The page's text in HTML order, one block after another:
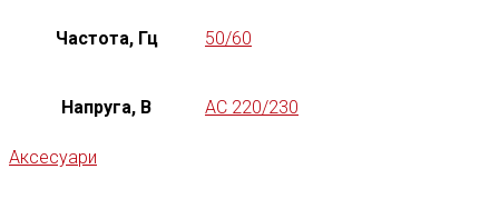
Частота, Гц 50/60
Напруга, В AC 220/230
Аксесуари